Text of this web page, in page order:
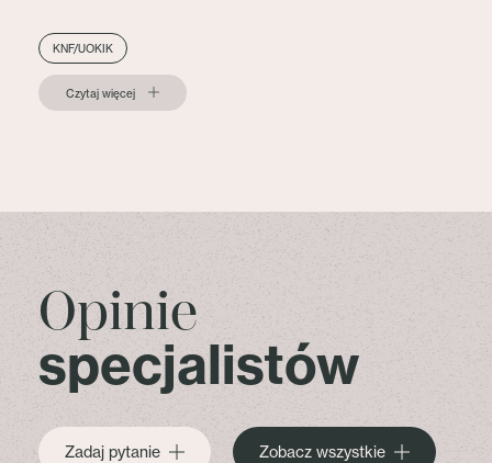
KNF/UOKIK
Czytaj więcej
Opinie
specjalistów
Zadaj pytanie Zobacz wszystkie